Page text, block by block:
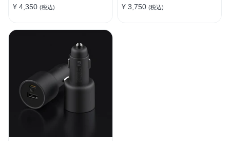
¥ 4,350 (税込) ¥ 3,750 (税込)